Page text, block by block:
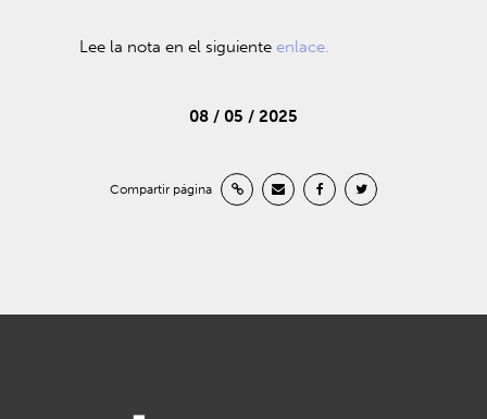
Lee la nota en el siguienteenlace.
08 / 05 / 2025
Compartir página